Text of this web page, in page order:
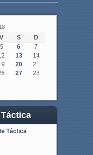
V S
D
5 6
7
13
14
20
21
27
28